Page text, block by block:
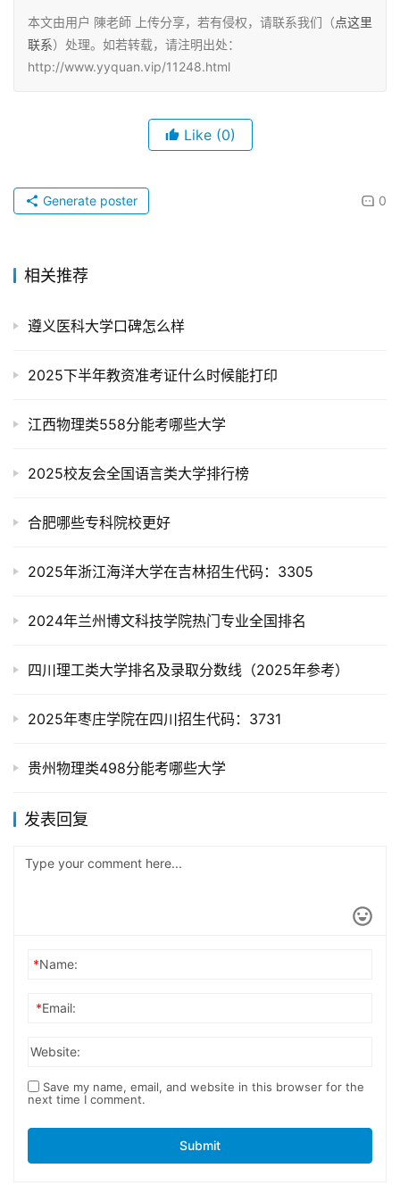
本文由用户 陳老師 上传分享，若有侵权，请联系我们（点这里
联系）处理。如若转载，请注明出处：
http://www.yyquan.vip/11248.html
Like (0)
0
Generate poster
相关推荐
遵义医科大学口碑怎么样
2025下半年教资准考证什么时候能打印
江西物理类558分能考哪些大学
2025校友会全国语言类大学排行榜
合肥哪些专科院校更好
2025年浙江海洋大学在吉林招生代码：3305
2024年兰州博文科技学院热门专业全国排名
四川理工类大学排名及录取分数线（2025年参考）
2025年枣庄学院在四川招生代码：3731
贵州物理类498分能考哪些大学
发表回复
*Name:
*Email:
Website:
Save my name, email, and website in this browser for the
next time I comment.
Submit